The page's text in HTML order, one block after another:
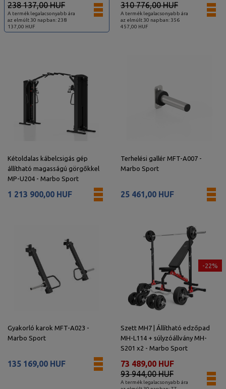
A termék legalacsonyabb ára
az elmúlt 30 napban: 238
137,00 HUF
238 137,00 HUF
A termék legalacsonyabb ára
az elmúlt 30 napban: 356
457,00 HUF
310 776,00 HUF
Kétoldalas kábelcsigás gép
állítható magasságú görgőkkel
MP-U204 - Marbo Sport
1 213 900,00 HUF
Terhelési gallér MFT-A007 -
Marbo Sport
25 461,00 HUF
Gyakorló karok MFT-A023 -
Marbo Sport
135 169,00 HUF
-22%
Szett MH7 | Állítható edzőpad
MH-L114 + súlyzóállvány MH-
S201 x2 - Marbo Sport
A termék legalacsonyabb ára
93 944,00 HUF
73 489,00 HUF